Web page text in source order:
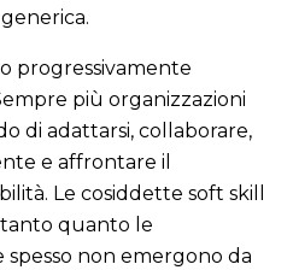
progressivamente
più organizzazioni
di adattarsi, collaborare,
e affrontare il
Le cosiddette soft skill
quanto le
non emergono da